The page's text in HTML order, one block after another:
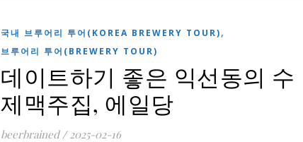
국내 브루어리 투어(KOREA BREWERY TOUR),
브루어리 투어(BREWERY TOUR)
데이트하기 좋은 익선동의 수
제맥주집, 에일당
beerbrained / 2025-02-16